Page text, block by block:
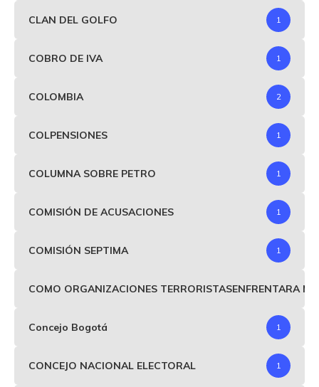
CLAN DEL GOLFO 1
COBRO DE IVA 1
COLOMBIA 2
COLPENSIONES 1
COLUMNA SOBRE PETRO 1
COMISIÓN DE ACUSACIONES 1
COMISIÓN SEPTIMA 1
COMO ORGANIZACIONES TERRORISTASENFRENTARA
Concejo Bogotá 1
CONCEJO NACIONAL ELECTORAL 1